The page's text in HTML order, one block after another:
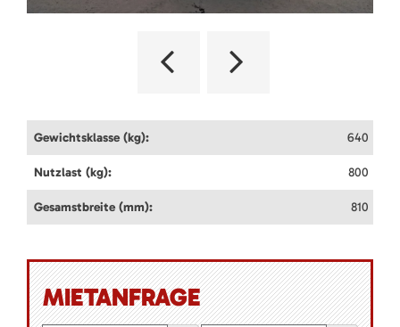
Gewichtsklasse (kg): 640
Nutzlast (kg): 800
Gesamstbreite (mm): 810
MIETANFRAGE